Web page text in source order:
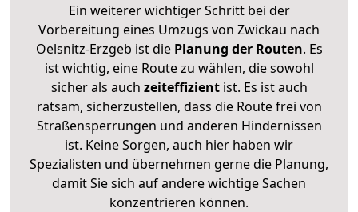
Ein weiterer wichtiger Schritt bei der
Vorbereitung eines Umzugs von Zwickau nach
Oelsnitz-Erzgeb ist diePlanung der Routen. Es
ist wichtig, eine Route zu wählen, die sowohl
sicher als auch zeiteffizientist. Es ist auch
ratsam, sicherzustellen, dass die Route frei von
Straßensperrungen und anderen Hindernissen
ist. Keine Sorgen, auch hier haben wir
Spezialisten und übernehmen gerne die Planung,
damit Sie sich auf andere wichtige Sachen
konzentrieren können.